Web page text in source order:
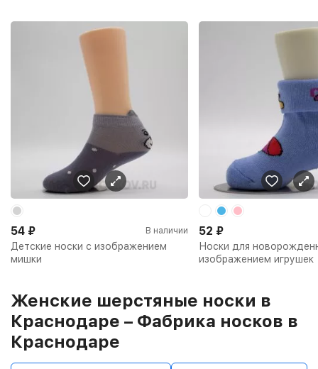
Детские носки с изображением
мишки
54 ₽ В наличии
Носки для
изображением игрушек
52 ₽
Женские шерстяные носки в
Краснодаре – Фабрика носков в
Краснодаре